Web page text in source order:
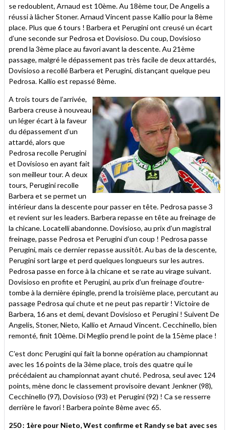
se redoublent, Arnaud est 10ème. Au 18ème tour, De Angelis a
réussi à lâcher Stoner. Arnaud Vincent passe Kallio pour la 8ème
place. Plus que 6 tours ! Barbera et Perugini ont creusé un écart
d’une seconde sur Pedrosa et Dovisioso. Du coup, Dovisioso
prend la 3ème place au favori avant la descente. Au 21ème
passage, malgré le dépassement pas très facile de deux attardés,
Dovisioso a recollé Barbera et Perugini, distançant quelque peu
Pedrosa. Kallio est repassé 8ème.
A trois tours de l’arrivée,
Barbera creuse à nouveau
un léger écart à la faveur
du dépassement d’un
attardé, alors que
Pedrosa recolle Perugini
et Dovisioso en ayant fait
son meilleur tour. A deux
tours, Perugini recolle
Barbera et se permet un
intérieur dans la descente pour passer en tête. Pedrosa passe 3
et revient sur les leaders. Barbera repasse en tête au freinage de
la chicane. Locatelli abandonne. Dovisioso, au prix d’un magistral
freinage, passe Pedrosa et Perugini d’un coup ! Pedrosa passe
Perugini, mais ce dernier repasse aussitôt. Au bas de la descente,
Perugini sort large et perd quelques longueurs sur les autres.
Pedrosa passe en force à la chicane et se rate au virage suivant.
Dovisioso en profite et Perugini, au prix d’un freinage d’outre-
tombe à la dernière épingle, prend la troisième place, percutant au
passage Pedrosa qui chute et ne peut pas repartir ! Victoire de
Barbera, 16 ans et demi, devant Dovisioso et Perugini ! Suivent De
Angelis, Stoner, Nieto, Kallio et Arnaud Vincent. Cecchinello, bien
remonté, finit 10ème. Di Meglio prend le point de la 15ème place !
C’est donc Perugini qui fait la bonne opération au championnat
avec les 16 points de la 3ème place, trois des quatre qui le
précédaient au championnat ayant chuté. Pedrosa, seul avec 124
points, mène donc le classement provisoire devant Jenkner (98),
Cecchinello (97), Dovisioso (93) et Perugini (92) ! Ca se resserre
derrière le favori ! Barbera pointe 8ème avec 65.
250 : 1ère pour Nieto, West confirme et Randy se bat avec ses